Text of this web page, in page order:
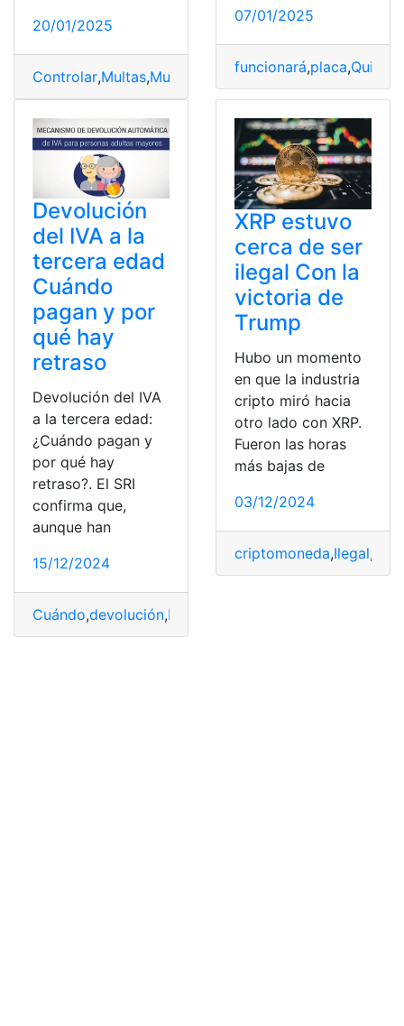
20/01/2025
Controlar,Multas,Municipio placa,plantea,Quito,
07/01/2025
funcionará,placa,Quito
Devolución
del IVA a la
tercera edad
Cuándo
pagan y por
qué hay
retraso
Devolución del IVA
a la tercera edad:
¿Cuándo pagan y
por qué hay
retraso?. El SRI
confirma que,
aunque han
15/12/2024
Cuándo,devolución,Edad
XRP estuvo
cerca de ser
ilegal Con la
victoria de
Trump
Hubo un momento
en que la industria
cripto miró hacia
otro lado con XRP.
Fueron las horas
más bajas de
03/12/2024
criptomoneda,Ilegal,